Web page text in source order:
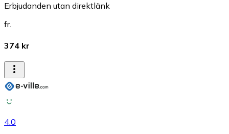
Erbjudanden utan direktlänk
fr.
374 kr
4.0